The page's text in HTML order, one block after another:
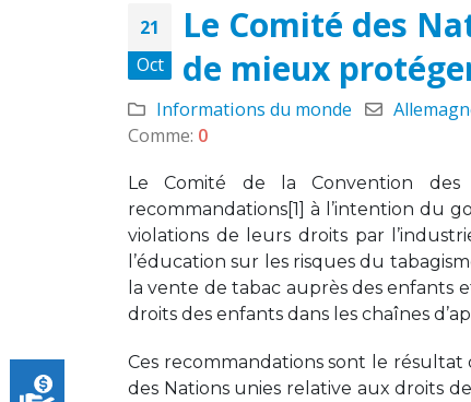
21
Oct
Le Comité des
de mieux
Informations du monde
Comme: 0
Le Comité de la Convention
recommandations[1] à l’intention du
violations de leurs droits par
l’éducation sur les risques du
la vente de tabac auprès des enfants
droits des enfants dans les chaînes
Ces recommandations sont le
des Nations unies relative aux droits